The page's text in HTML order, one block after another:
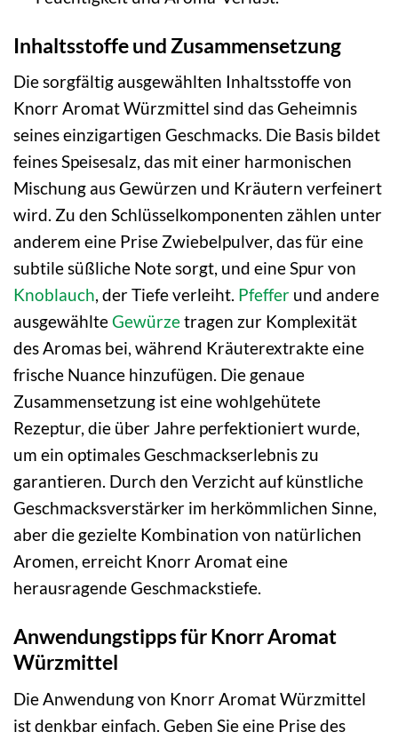
Inhaltsstoffe und Zusammensetzung
Die sorgfältig ausgewählten Inhaltsstoffe von
Knorr Aromat Würzmittel sind das Geheimnis
seines einzigartigen Geschmacks. Die Basis bildet
feines Speisesalz, das mit einer harmonischen
Mischung aus Gewürzen und Kräutern verfeinert
wird. Zu den Schlüsselkomponenten zählen unter
anderem eine Prise Zwiebelpulver, das für eine
subtile süßliche Note sorgt, und eine Spur von
Knoblauch, der Tiefe verleiht. Pfeffer und andere
ausgewählteGewürzetragen zur Komplexität
des Aromas bei, während Kräuterextrakte eine
frische Nuance hinzufügen. Die genaue
Zusammensetzung ist eine wohlgehütete
Rezeptur, die über Jahre perfektioniert wurde,
um ein optimales Geschmackserlebnis zu
garantieren. Durch den Verzicht auf künstliche
Geschmacksverstärker im herkömmlichen Sinne,
aber die gezielte Kombination von natürlichen
Aromen, erreicht Knorr Aromat eine
herausragende Geschmackstiefe.
Anwendungstipps für Knorr Aromat
Würzmittel
Die Anwendung von Knorr Aromat Würzmittel
ist denkbar einfach. Geben Sie eine Prise des